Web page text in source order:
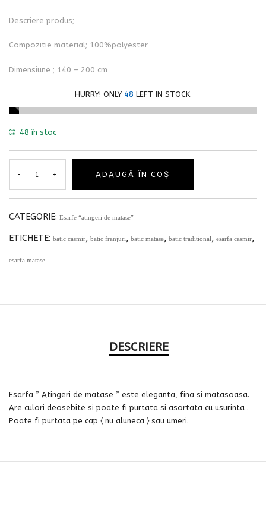
Descriere produs;
Compozitie material; 100%polyester
Dimensiune ; 140 – 200 cm
HURRY! ONLY 48 LEFT IN STOCK.
48 în stoc
ADAUGĂ ÎN COȘ
CATEGORIE: Esarfe “atingeri de matase”
ETICHETE: batic casmir, batic franjuri, batic matase, batic traditional, esarfa casmir,
esarfa matase
DESCRIERE
Esarfa ” Atingeri de matase ” este eleganta, fina si matasoasa.
Are culori deosebite si poate fi purtata si asortata cu usurinta .
Poate fi purtata pe cap { nu aluneca } sau umeri.